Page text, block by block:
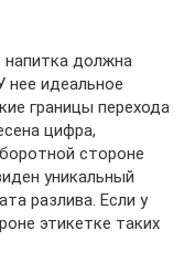
напитка должна
нее идеальное
границы перехода
цифра,
стороне
уникальный
разлива. Если у
этикетке таких